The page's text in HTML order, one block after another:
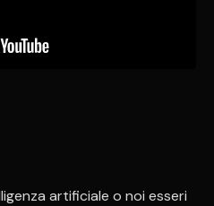
artificiale o noi esseri